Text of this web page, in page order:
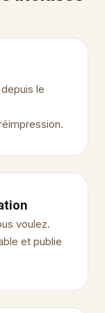
le
voulez.
et publie